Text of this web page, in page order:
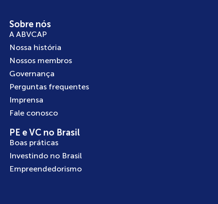
Sobre nós
A ABVCAP
Nossa história
Nossos membros
Governança
Perguntas frequentes
Imprensa
Fale conosco
PE e VC no Brasil
Boas práticas
Investindo no Brasil
Empreendedorismo